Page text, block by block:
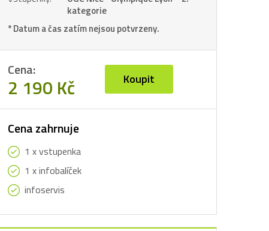
kategorie
* Datum a čas zatím nejsou potvrzeny.
Cena:
2 190 Kč Koupit
Cena zahrnuje
1 x vstupenka
1 x infobalíček
infoservis